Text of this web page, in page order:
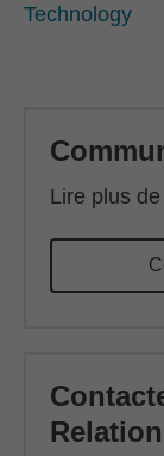
Technology
Lire plus